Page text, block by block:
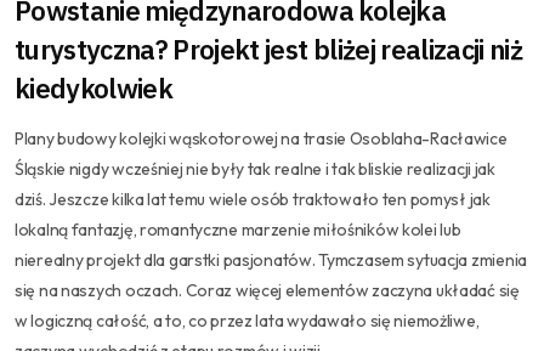
Powstanie międzynarodowa kolejka
turystyczna? Projekt jest bliżej realizacji niż
kiedykolwiek
Plany budowy kolejki wąskotorowej na trasie Osoblaha-Racławice
Śląskie nigdy wcześniej nie były tak realne i tak bliskie realizacji jak
dziś. Jeszcze kilka lat temu wiele osób traktowało ten pomysł jak
lokalną fantazję, romantyczne marzenie miłośników kolei lub
nierealny projekt dla garstki pasjonatów. Tymczasem sytuacja zmienia
się na naszych oczach. Coraz więcej elementów zaczyna układać się
w logiczną całość, a to, co przez lata wydawało się niemożliwe,